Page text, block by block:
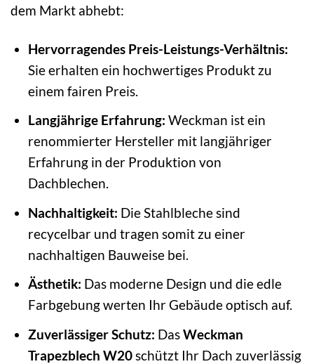
dem Markt abhebt:
Hervorragendes Preis-Leistungs-Verhältnis:
Sie erhalten ein hochwertiges Produkt zu
einem fairen Preis.
Langjährige Erfahrung: Weckman ist ein
renommierter Hersteller mit langjähriger
Erfahrung in der Produktion von
Dachblechen.
Nachhaltigkeit: Die Stahlbleche sind
recycelbar und tragen somit zu einer
nachhaltigen Bauweise bei.
Ästhetik: Das moderne Design und die edle
Farbgebung werten Ihr Gebäude optisch auf.
Zuverlässiger Schutz: DasWeckman
Trapezblech W20schützt Ihr Dach zuverlässig